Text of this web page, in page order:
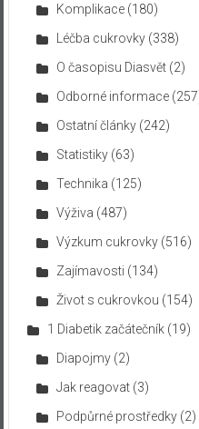
Komplikace(180)
Léčba cukrovky(338)
O časopisu Diasvět(2)
Odborné informace
Ostatní články(242)
Statistiky(63)
Technika (125)
Výživa (487)
Výzkum cukrovky(516)
Zajímavosti (134)
Život s cukrovkou (154)
1 Diabetik začátečník(19)
Diapojmy(2)
Jak reagovat(3)
Podpůrné prostředky(2)